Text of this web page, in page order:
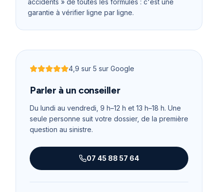
accidents » de toutes les formules : c'est une
garantie à vérifier ligne par ligne.
Noté4,9 sur 5
4,9 sur 5 sur Google
Parler à un conseiller
Du lundi au vendredi, 9 h–12 h et 13 h–18 h. Une
seule personne suit votre dossier, de la première
question au sinistre.
07 45 88 57 64